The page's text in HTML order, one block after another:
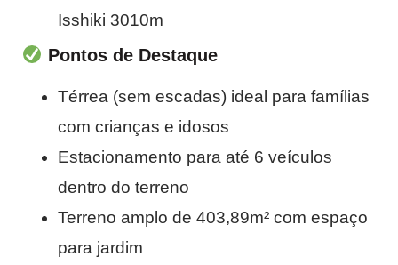
Isshiki 3010m
Pontos de Destaque
Térrea (sem escadas) ideal para famílias
com crianças e idosos
Estacionamento para até 6 veículos
dentro do terreno
Terreno amplo de 403,89m² com espaço
para jardim